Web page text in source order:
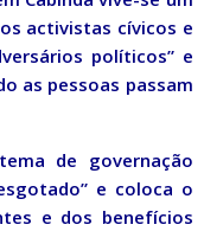
activistas cívicos e
políticos” e
as pessoas passam
de governação
e coloca o
e dos benefícios